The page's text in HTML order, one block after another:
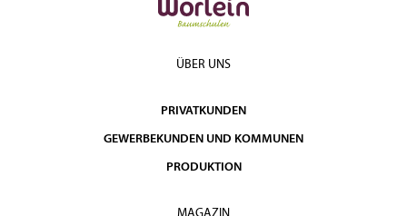
ÜBER UNS
PRIVATKUNDEN
GEWERBEKUNDEN UND KOMMUNEN
PRODUKTION